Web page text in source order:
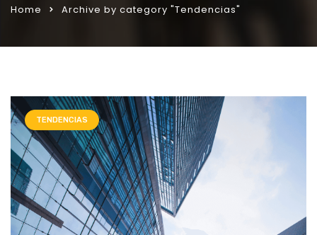
Home Archive by category "Tendencias"
TENDENCIAS